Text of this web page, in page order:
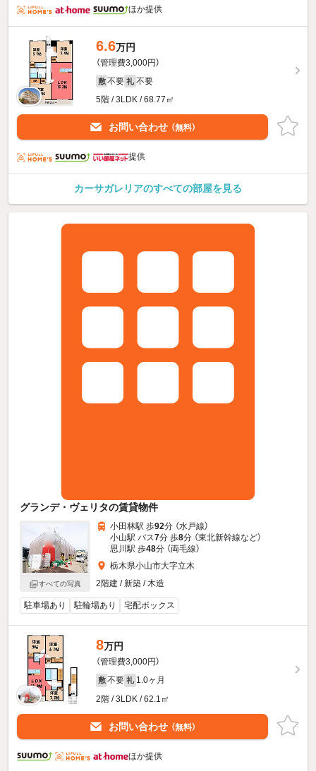
ほか提供
6.6万円
（管理費3,000円）
敷 不要 礼 不要
5階 / 3LDK / 68.77㎡
お問い合わせ （無料）
提供
カーサガレリアのすべての部屋を見る
グランデ・ヴェリタの賃貸物件
すべての写真
小田林駅 歩92分 （水戸線）
小山駅 バス7分 歩8分 （東北新幹線など）
思川駅 歩48分 （両毛線）
栃木県小山市大字立木
2階建 / 新築 / 木造
駐車場あり 駐輪場あり 宅配ボックス
8万円
（管理費3,000円）
敷 不要 礼 1.0ヶ月
2階 / 3LDK / 62.1㎡
お問い合わせ （無料）
ほか提供